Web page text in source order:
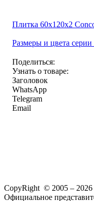
Плитка 60x120x2
Размеры и цвета
Поделиться:
Узнать о товаре:
Заголовок
WhatsApp
Telegram
Email
CopyRight © 2005 – 2026
Официальное